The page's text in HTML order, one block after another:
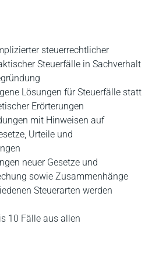
steuerrechtlicher
Steuerfälle in Sachverhalt
Lösungen für Steuerfälle statt
Erörterungen
mit Hinweisen auf
Urteile und
neuer Gesetze und
sowie Zusammenhänge
Steuerarten werden
10 Fälle aus allen